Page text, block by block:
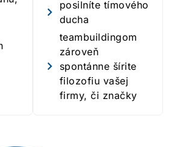
posilníte tímového
ducha
teambuildingom
zároveň
spontánne šírite
filozofiu vašej
firmy, či značky